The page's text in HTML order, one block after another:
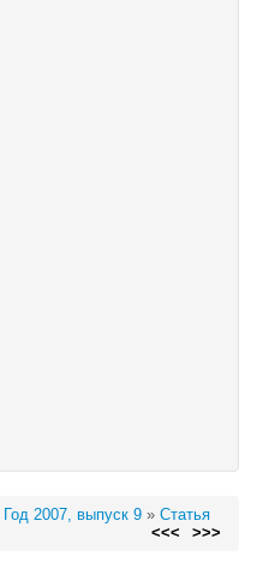
Год 2007, выпуск 9 » Статья
<<< >>>